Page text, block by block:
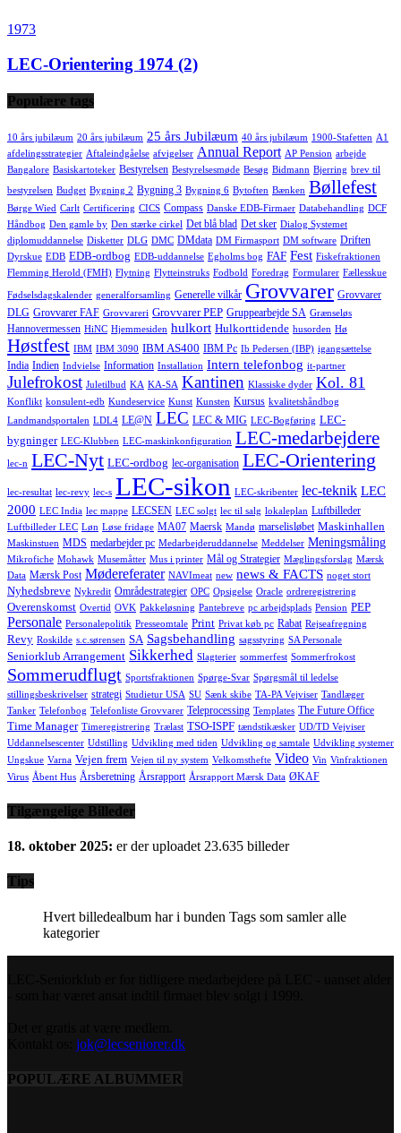
1973
LEC-Orientering 1974 (2)
Populære tags
10 års jubilæum 20 års jubilæum 25 års Jubilæum 40 års jubilæum 1900-Stafetten A1
afdelingsstrategier Aftaleindgåelse afvigelser Annual Report AP Pension arbejde
Bangalore Basiskartoteker Bestyrelsen Bestyrelsesmøde Besøg Bidmann Bjerring brev til
bestyrelsen Budget Bygning 2 Bygning 3 Bygning 6 Bytoften Bænken Bøllefest
Børge Wied Carlt Certificering CICS Compass Danske EDB-Firmaer Databehandling DCF
Håndbog Den gamle by Den stærke cirkel Det blå blad Det sker Dialog Systemet
diplomuddannelse Disketter DLG DMC DMdata DM Firmasport DM software Driften
Dyrskue EDB EDB-ordbog EDB-uddannelse Egholms bog FAF Fest Fiskefraktionen
Flemming Herold (FMH) Flytning Flytteinstruks Fodbold Foredrag Formularer Fællesskue
Fødselsdagskalender generalforsamling Generelle vilkår Grovvarer Grovvarer
DLG Grovvarer FAF Grovvareri Grovvarer PEP Gruppearbejde SA Grænseløs
Hannovermessen HiNC Hjemmesiden hulkort Hulkorttidende husorden Hø
Høstfest IBM IBM 3090 IBM AS400 IBM Pc Ib Pedersen (IBP) igangsættelse
India Indien Indvielse Information Installation Intern telefonbog it-partner
Julefrokost Juletilbud KA KA-SA Kantinen Klassiske dyder Kol. 81
Konflikt konsulent-edb Kundeservice Kunst Kunsten Kursus kvalitetshåndbog
Landmandsportalen LDL4 LE@N LEC LEC & MIG LEC-Bogføring LEC-
bygninger LEC-Klubben LEC-maskinkonfiguration LEC-medarbejdere
lec-n LEC-Nyt LEC-ordbog lec-organisation LEC-Orientering
lec-resultat lec-revy lec-s LEC-sikon LEC-skribenter lec-teknik LEC
2000 LEC India lec mappe LECSEN LEC solgt lec til salg lokaleplan Luftbilleder
Luftbilleder LEC Løn Løse fridage MA07 Maersk Mandø marselisløbet Maskinhallen
Maskinstuen MDS medarbejder pc Medarbejderuddannelse Meddelser Meningsmåling
Mikrofiche Mohawk Musemåtter Mus i printer Mål og Strategier Mæglingsforslag Mærsk
Data Mærsk Post Mødereferater NAVImeat new news & FACTS noget stort
Nyhedsbreve Nykredit Områdestrategier OPC Opsigelse Oracle ordreregistrering
Overenskomst Overtid OVK Pakkeløsning Pantebreve pc arbejdsplads Pension PEP
Personale Personalepolitik Presseomtale Print Privat køb pc Rabat Rejseafregning
Revy Roskilde s.c.sørensen SA Sagsbehandling sagsstyring SA Personale
Seniorklub Arrangement Sikkerhed Slagterier sommerfest Sommerfrokost
Sommerudflugt Sportsfraktionen Spørge-Svar Spørgsmål til ledelse
stillingsbeskrivelser strategi Studietur USA SU Sænk skibe TA-PA Vejviser Tandlæger
Tanker Telefonbog Telefonliste Grovvarer Teleprocessing Templates The Future Office
Time Manager Timeregistrering Trælast TSO-ISPF tændstikæsker UD/TD Vejviser
Uddannelsescenter Udstilling Udvikling med tiden Udvikling og samtale Udvikling systemer
Ungskue Varna Vejen frem Vejen til ny system Velkomsthefte Video Vin Vinfraktionen
Virus Åbent Hus Årsberetning Årsrapport Årsrapport Mærsk Data ØKAF
Tilgængelige Billeder
18. oktober 2025: er der uploadet 23.635 billeder
Tips
Hvert billedealbum har i bunden Tags som samler alle
kategorier
jok@lecseniorer.dk
POPULÆRE ALBUMMER